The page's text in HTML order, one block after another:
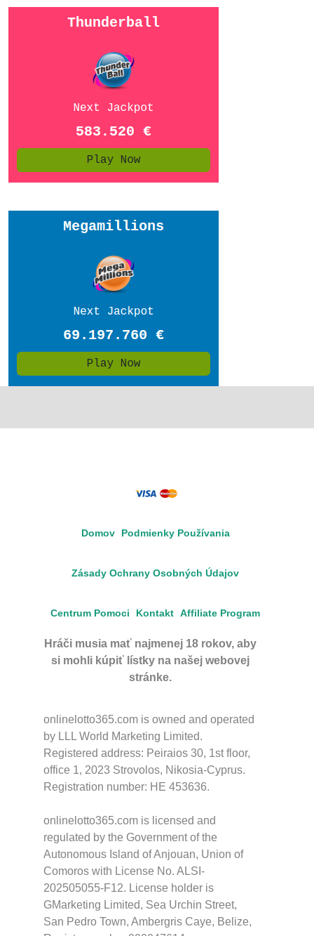
Domov Podmienky Používania
Zásady Ochrany Osobných Údajov
Centrum Pomoci Kontakt Affiliate Program
Hráči musia mať najmenej 18 rokov, aby
si mohli kúpiť lístky na našej webovej
stránke.
onlinelotto365.com is owned and operated
by LLL World Marketing Limited.
Registered address: Peiraios 30, 1st floor,
office 1, 2023 Strovolos, Nikosia-Cyprus.
Registration number: HE 453636.
onlinelotto365.com is licensed and
regulated by the Government of the
Autonomous Island of Anjouan, Union of
Comoros with License No. ALSI-
202505055-F12. License holder is
GMarketing Limited, Sea Urchin Street,
San Pedro Town, Ambergris Caye, Belize,